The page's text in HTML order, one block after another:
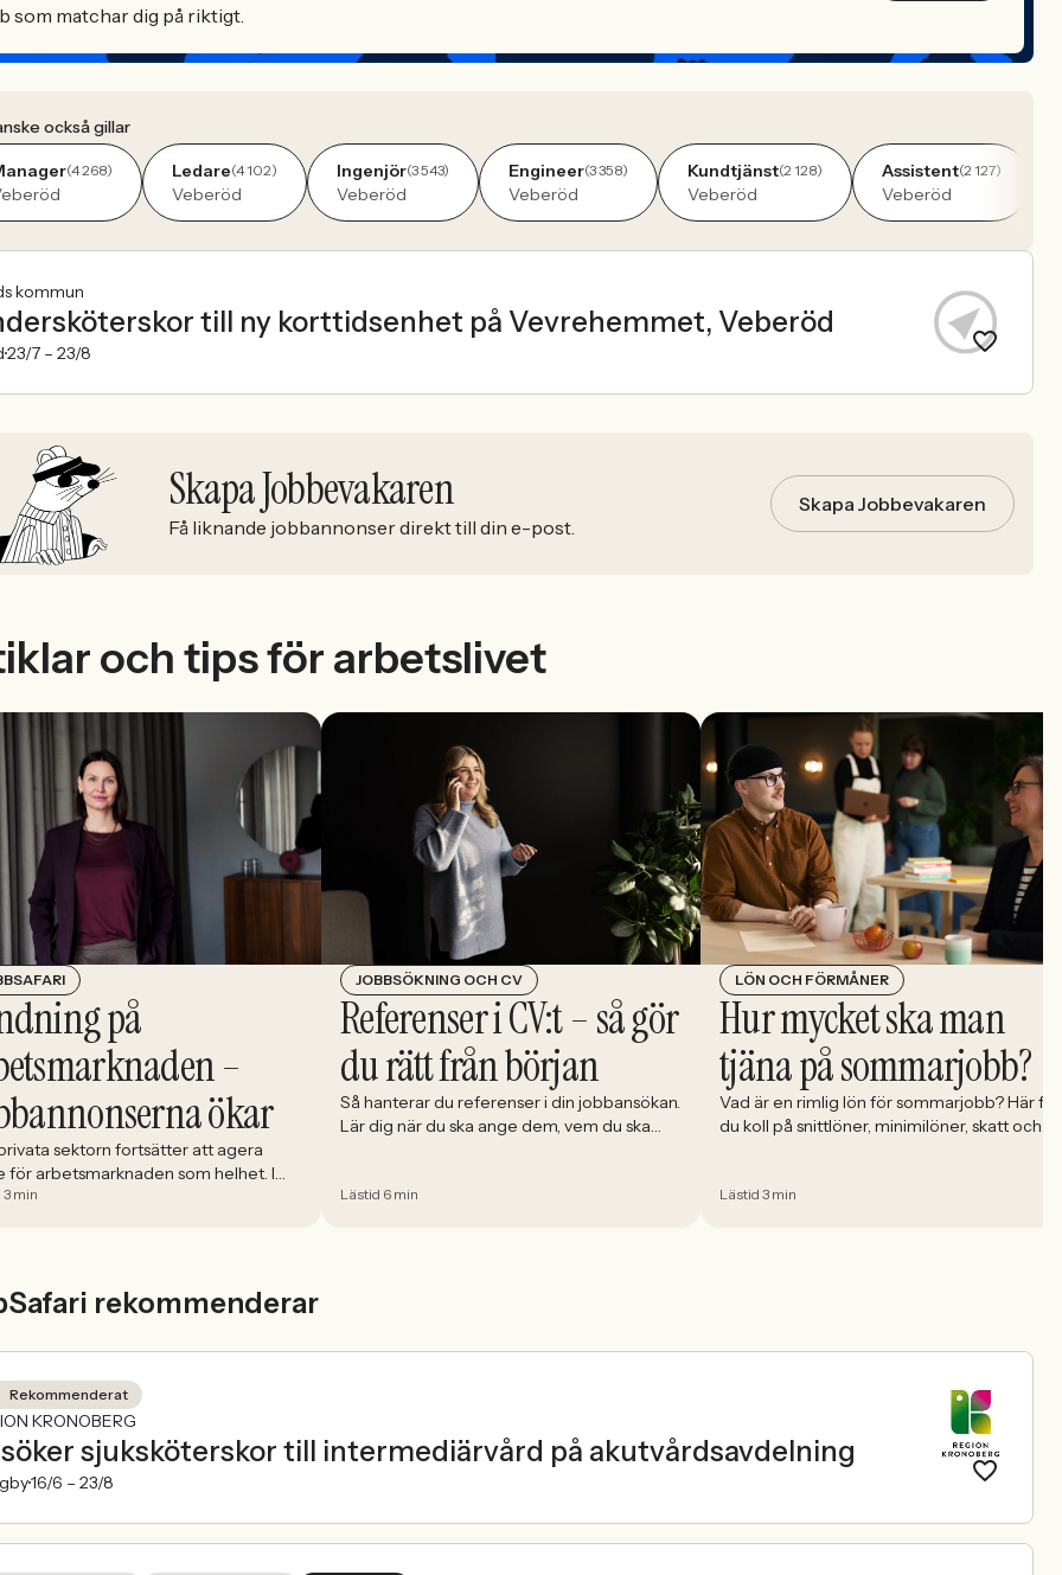
som matchar dig på riktigt.
också gillar
(4 268) Ledare(4 102)
Veberöd
Ingenjör(3 543)
Veberöd
Engineer(3 358)
Veberöd
Kundtjänst(2 128)
Veberöd
Assistent(2 127)
Veberöd
kommun
till ny korttidsenhet på Vevrehemmet, Veberöd
23/7 – 23/8
Skapa Jobbevakaren
Få liknande jobbannonser direkt till din e-post.
Skapa Jobbevakaren
och tips för arbetslivet
på
–
ökar
sektorn fortsätter att agera
för arbetsmarknaden som helhet. I
antalet jobbannonser i
min
JOBBSÖKNING OCH CV
Referenser i CV:t – så gör
du rätt från början
Så hanterar du referenser i din jobbansökan.
Lär dig när du ska ange dem, vem du ska
Lästid 6 min
LÖN OCH FÖRMÅNER
Hur mycket ska man
tjäna på sommarjobb?
Vad är en rimlig lön för sommarjobb? Här får
du koll på snittlöner, minimilöner, skatt och
Lästid 3 min
rekommenderar
Rekommenderat
KRONOBERG
sjuksköterskor till intermediärvård på akutvårdsavdelning
16/6 – 23/8